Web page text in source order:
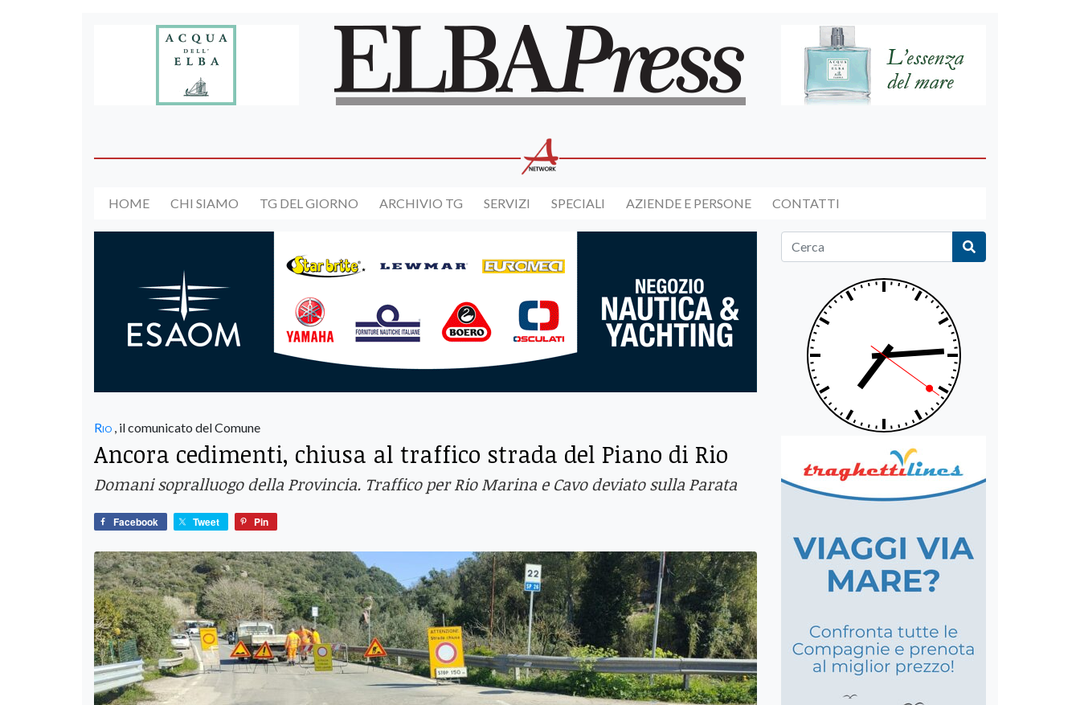
HOME CHI SIAMO TG DEL GIORNO ARCHIVIO TG SERVIZI SPECIALI AZIENDE E PERSONE CONTATTI
Rio , il comunicato del Comune
Ancora cedimenti, chiusa al traffico strada del Piano di Rio
Domani sopralluogo della Provincia. Traffico per Rio Marina e Cavo deviato sulla Parata
Facebook Tweet Pin